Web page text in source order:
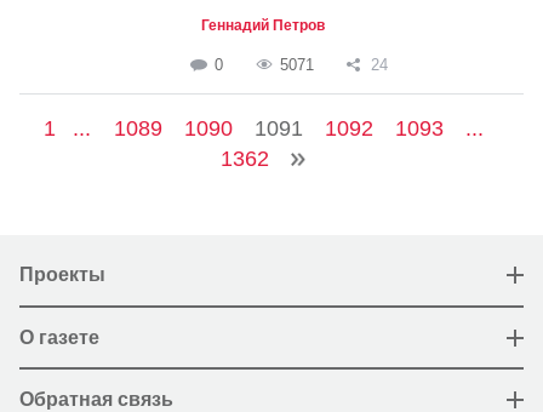
Геннадий Петров
0 5071 24
1 ... 1089 1090 1091 1092 1093
...
1362
Проекты
О газете
Обратная связь